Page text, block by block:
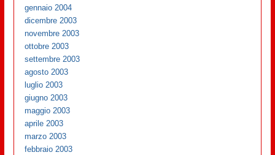
gennaio 2004
dicembre 2003
novembre 2003
ottobre 2003
settembre 2003
agosto 2003
luglio 2003
giugno 2003
maggio 2003
aprile 2003
marzo 2003
febbraio 2003